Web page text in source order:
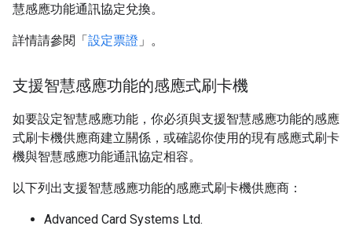
慧感應功能通訊協定兌換。
詳情請參閱「設定票證 」。
支援智慧感應功能的感應式刷卡機
如要設定智慧感應功能，你必須與支援智慧感應功能的感應
式刷卡機供應商建立關係，或確認你使用的現有感應式刷卡
機與智慧感應功能通訊協定相容。
以下列出支援智慧感應功能的感應式刷卡機供應商：
Advanced Card Systems Ltd.